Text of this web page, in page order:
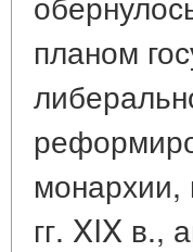
планом
гг. XIX в.,